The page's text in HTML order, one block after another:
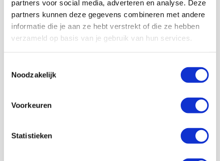
partners voor social media, adverteren en analyse. Deze
partners kunnen deze gegevens combineren met andere
informatie die je aan ze hebt verstrekt of die ze hebben
verzameld op basis van je gebruik van hun services.
Noodzakelijk
Voorkeuren
Statistieken
Volg ons ook op social
187K
volgers
Volgen
9,6K
volgers
Volgen